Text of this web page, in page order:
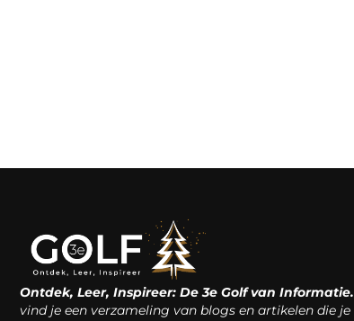
Ontdek, Leer, Inspireer: De 3e Golf van Informatie.
vind je een verzameling van blogs en artikelen die je